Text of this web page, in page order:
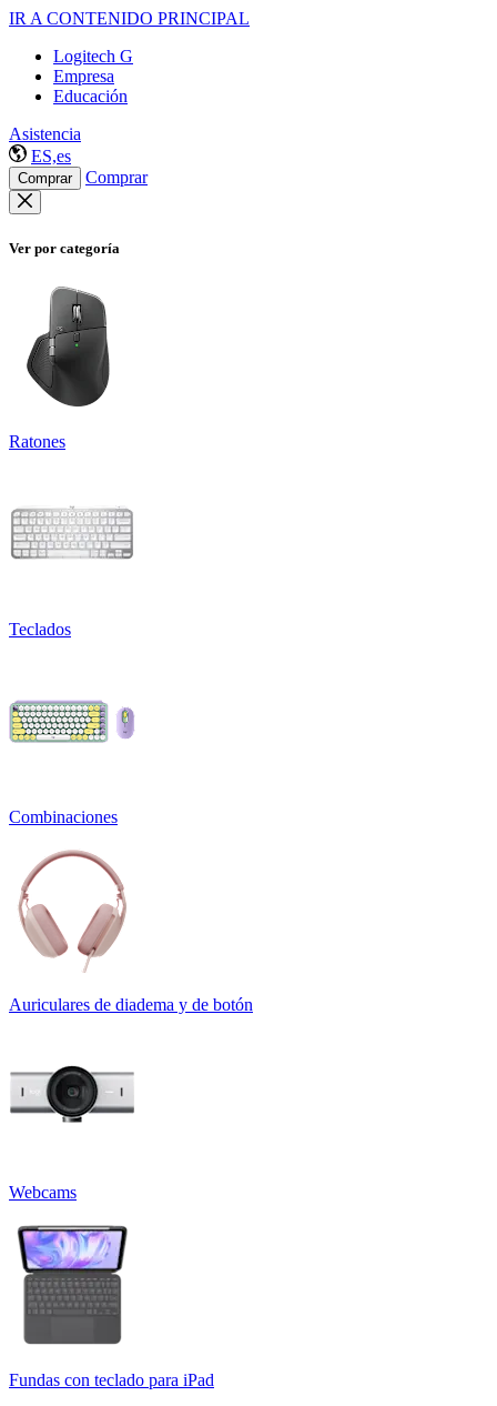
IR A CONTENIDO PRINCIPAL
Logitech G
Empresa
Educación
Asistencia
ES,es
Comprar Comprar
Ver por categoría
Ratones
Teclados
Combinaciones
Auriculares de diadema y de botón
Webcams
Fundas con teclado para iPad